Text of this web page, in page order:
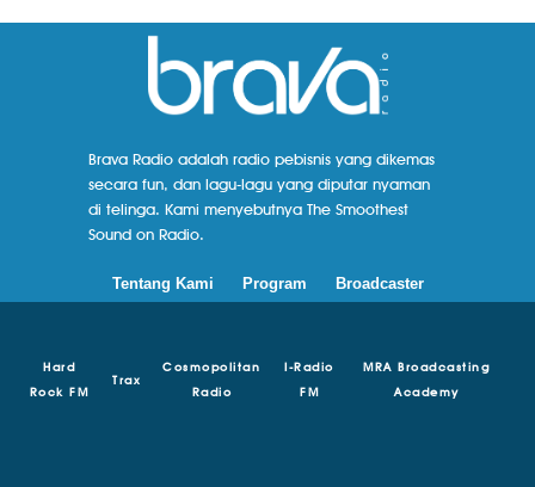
Brava Radio adalah radio pebisnis yang dikemas
secara fun, dan lagu-lagu yang diputar nyaman
di telinga. Kami menyebutnya The Smoothest
Sound on Radio.
Tentang Kami Program Broadcaster
Hard
Rock FM
Trax
Cosmopolitan
Radio
I-Radio
FM
MRA Broadcasting
Academy